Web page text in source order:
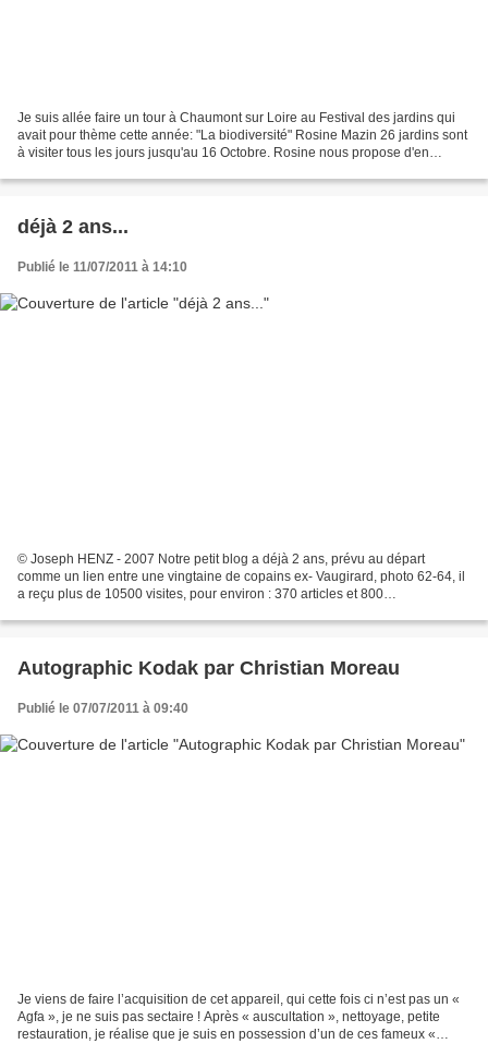
Je suis allée faire un tour à Chaumont sur Loire au Festival des jardins qui
avait pour thème cette année: "La biodiversité" Rosine Mazin 26 jardins sont
à visiter tous les jours jusqu'au 16 Octobre. Rosine nous propose d'en
déjà 2 ans...
Publié le 11/07/2011 à 14:10
© Joseph HENZ - 2007 Notre petit blog a déjà 2 ans, prévu au départ
comme un lien entre une vingtaine de copains ex- Vaugirard, photo 62-64, il
a reçu plus de 10500 visites, pour environ : 370 articles et 800
Autographic Kodak par Christian Moreau
Publié le 07/07/2011 à 09:40
Je viens de faire l’acquisition de cet appareil, qui cette fois ci n’est pas un «
Agfa », je ne suis pas sectaire ! Après « auscultation », nettoyage, petite
restauration, je réalise que je suis en possession d’un de ces fameux «